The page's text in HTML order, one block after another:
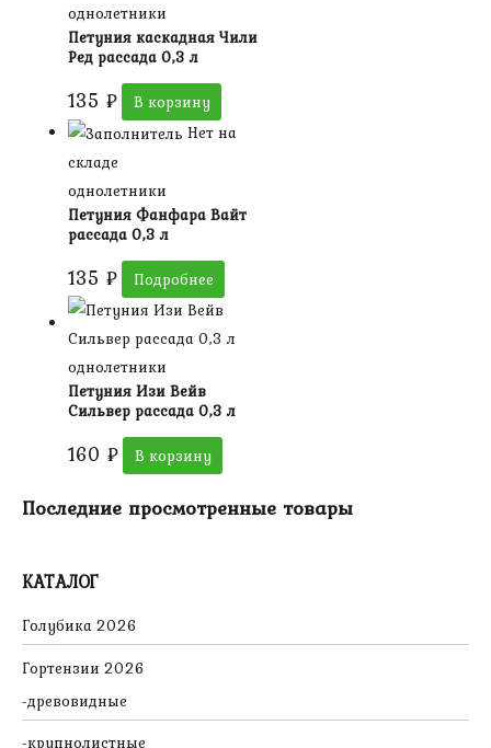
КАТАЛОГ
Голубика 2026
Гортензии 2026
древовидные
крупнолистные
однолетники
Петуния каскадная Чили
Ред рассада 0,3 л
135 ₽
В корзину
Нет на
складе
однолетники
Петуния Фанфара Вайт
рассада 0,3 л
135 ₽ Подробнее
однолетники
Петуния Изи Вейв
Сильвер рассада 0,3 л
160 ₽ В корзину
Последние просмотренные товары